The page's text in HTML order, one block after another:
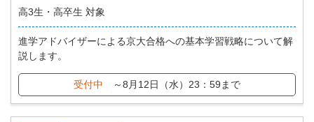
高3生・高卒生 対象
進学アドバイザーによる京大合格への基本学習戦略について解
説します。
受付中 ～8月12日（水）23：59まで